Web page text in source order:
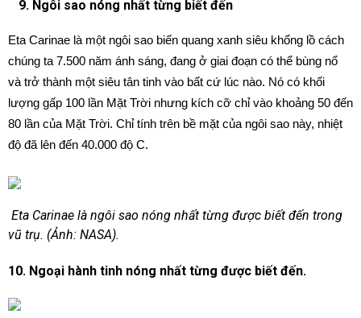
9. Ngôi sao nóng nhất từng biết đến
Eta Carinae là một ngôi sao biến quang xanh siêu khổng lồ cách
chúng ta 7.500 năm ánh sáng, đang ở giai đoạn có thể bùng nổ
và trở thành một siêu tân tinh vào bất cứ lúc nào. Nó có khối
lượng gấp 100 lần Mặt Trời nhưng kích cỡ chỉ vào khoảng 50 đến
80 lần của Mặt Trời. Chỉ tính trên bề mặt của ngôi sao này, nhiệt
độ đã lên đến 40.000 độ C.
Eta Carinae là ngôi sao nóng nhất từng được biết đến trong
vũ trụ. (Ảnh: NASA).
10. Ngoại hành tinh nóng nhất từng được biết đến.